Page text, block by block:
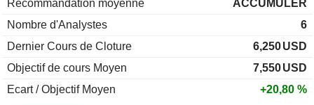
Recommandation moyenne
ACCUMULER
Nombre d'Analystes
6
Dernier Cours de Cloture
6,250USD
Objectif de cours Moyen
7,550USD
Ecart / Objectif Moyen
+20,80 %